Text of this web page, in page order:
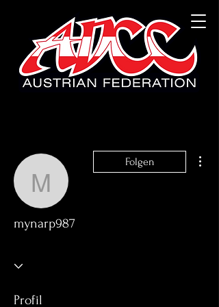
mynarp987
Folgen
mynarp987
Profil